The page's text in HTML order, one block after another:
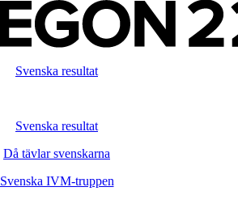
Svenska resultat
Svenska resultat
Då tävlar svenskarna
Svenska IVM-truppen